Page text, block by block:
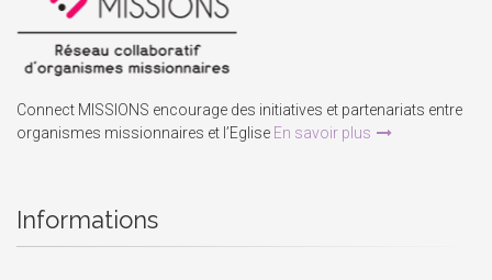
Connect MISSIONS encourage des initiatives et partenariats entre
organismes missionnaires et l’Eglise En savoir plus
Informations